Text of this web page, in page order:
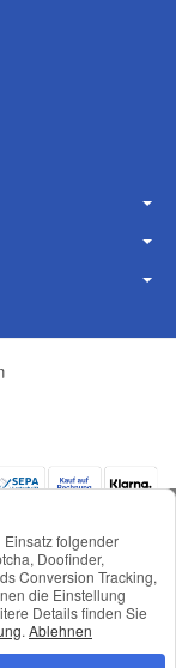
Versand
Einsatz folgender
Doofinder,
Conversion Tracking,
die Einstellung
Details finden Sie
. Ablehnen